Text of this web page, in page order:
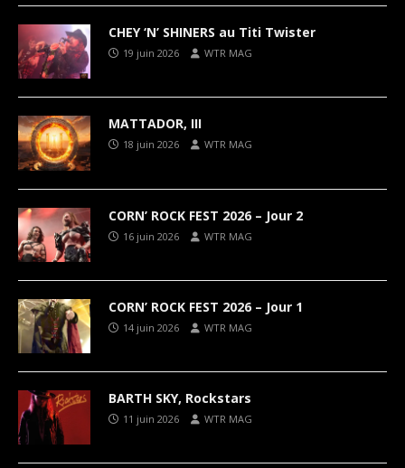
CHEY ‘N’ SHINERS au Titi Twister
19 juin 2026 WTR MAG
MATTADOR, III
18 juin 2026 WTR MAG
CORN’ ROCK FEST 2026 – Jour 2
16 juin 2026 WTR MAG
CORN’ ROCK FEST 2026 – Jour 1
14 juin 2026 WTR MAG
BARTH SKY, Rockstars
11 juin 2026 WTR MAG